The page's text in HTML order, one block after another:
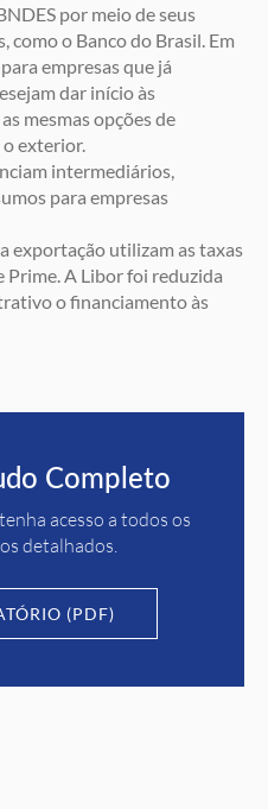
por meio de seus
como o Banco do Brasil. Em
empresas que já
dar início às
mesmas opções de
o exterior.
intermediários,
para empresas
exportação utilizam as taxas
A Libor foi reduzida
o financiamento às
Completo
acesso a todos os
detalhados.
(PDF)